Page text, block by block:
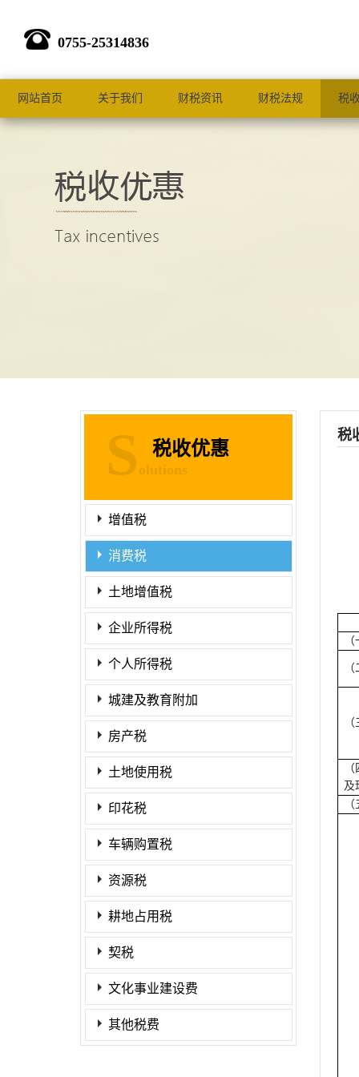
0755-25314836
网站首页 关于我们 财税资讯 财税法规 税
税收优惠
S olutions
增值税
消费税
土地增值税
企业所得税
个人所得税
城建及教育附加
房产税
土地使用税
印花税
车辆购置税
资源税
耕地占用税
契税
文化事业建设费
其他税费
税
及